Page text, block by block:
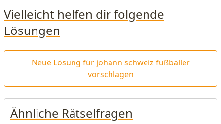
Vielleicht helfen dir folgende
Lösungen
Neue Lösung für johann schweiz fußballer
vorschlagen
Ähnliche Rätselfragen